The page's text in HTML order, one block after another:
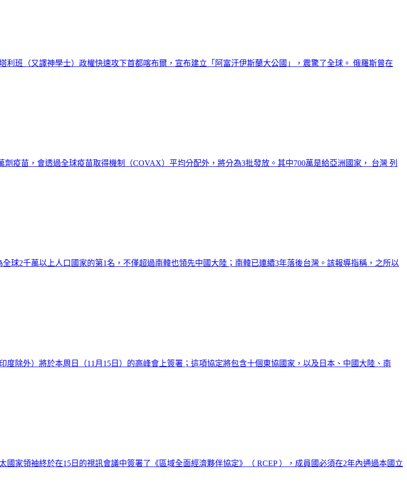
利班（又譯神學士）政權快速攻下首都喀布爾，宣布建立「阿富汗伊斯蘭大公國」，震驚了全球。 俄羅斯曾在
疫苗，會透過全球疫苗取得機制（COVAX）平均分配外，將分為3批發放。其中700萬是給亞洲國家， 台灣 列
球2千萬以上人口國家的第1名，不僅超過南韓也領先中國大陸；南韓已連續3年落後台灣。該報導指稱，之所以
度除外）將於本周日（11月15日）的高峰會上簽署；這項協定將包含十個東協國家，以及日本、中國大陸、南
家領袖終於在15日的視訊會議中簽署了《區域全面經濟夥伴協定》（ RCEP ），成員國必須在2年內通過本國立